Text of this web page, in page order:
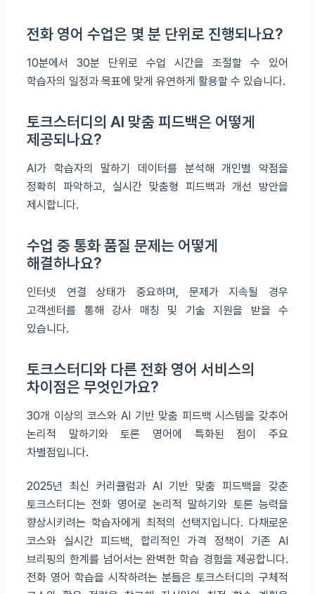
전화 영어 수업은 몇 분 단위로 진행되나요?
10분에서 30분 단위로 수업 시간을 조절할 수 있어
학습자의 일정과 목표에 맞게 유연하게 활용할 수 있습니다.
토크스터디의 AI 맞춤 피드백은 어떻게
제공되나요?
AI가 학습자의 말하기 데이터를 분석해 개인별 약점을
정확히 파악하고, 실시간 맞춤형 피드백과 개선 방안을
제시합니다.
수업 중 통화 품질 문제는 어떻게
해결하나요?
인터넷 연결 상태가 중요하며, 문제가 지속될 경우
고객센터를 통해 강사 매칭 및 기술 지원을 받을 수
있습니다.
토크스터디와 다른 전화 영어 서비스의
차이점은 무엇인가요?
30개 이상의 코스와 AI 기반 맞춤 피드백 시스템을 갖추어
논리적 말하기와 토론 영어에 특화된 점이 주요
차별점입니다.
2025년 최신 커리큘럼과 AI 기반 맞춤 피드백을 갖춘
토크스터디는 전화 영어로 논리적 말하기와 토론 능력을
향상시키려는 학습자에게 최적의 선택지입니다. 다채로운
코스와 실시간 피드백, 합리적인 가격 정책이 기존 AI
브리핑의 한계를 넘어서는 완벽한 학습 경험을 제공합니다.
전화 영어 학습을 시작하려는 분들은 토크스터디의 구체적